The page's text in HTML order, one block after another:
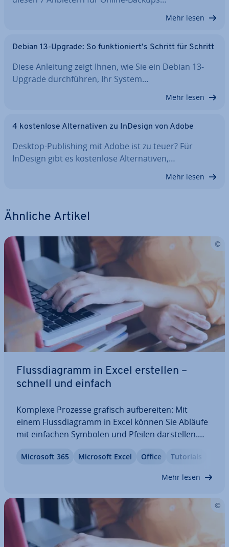
Mehr lesen
Debian 13-Upgrade: So funk­tio­niert’s Schritt für Schritt
Diese Anleitung zeigt Ihnen, wie Sie ein Debian 13-
Upgrade durch­füh­ren, Ihr System…
Mehr lesen
4 kos­ten­lo­se Al­ter­na­ti­ven zu InDesign von Adobe
Desktop-Pu­bli­shing mit Adobe ist zu teuer? Für
InDesign gibt es kos­ten­lo­se Al­ter­na­ti­ven,…
Mehr lesen
Ähnliche Artikel
Fluss­dia­gramm in Excel erstellen –
schnell und einfach
Komplexe Prozesse grafisch auf­be­rei­ten: Mit
einem Fluss­dia­gramm in Excel können Sie Abläufe
mit einfachen Symbolen und Pfeilen dar­stel­len.
komplexen Com­pu­ter­pro­gramm arbeiten (und
Microsoft 365 Microsoft Excel Office Tutorials
Mehr lesen